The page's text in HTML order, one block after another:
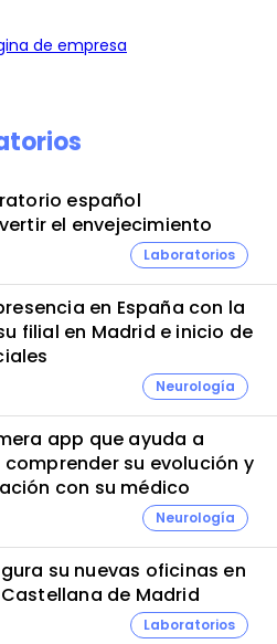
de empresa
español
el envejecimiento
Laboratorios
en España con la
filial en Madrid e inicio de
Neurología
app que ayuda a
comprender su evolución y
con su médico
Neurología
su nuevas oficinas en
de Madrid
Laboratorios